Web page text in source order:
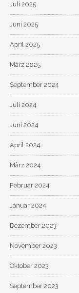
Juli 2025
Juni 2025
April 2025
März 2025
September 2024
Juli 2024
Juni 2024
April 2024
März 2024
Februar 2024
Januar 2024
Dezember 2023
November 2023
Oktober 2023
September 2023